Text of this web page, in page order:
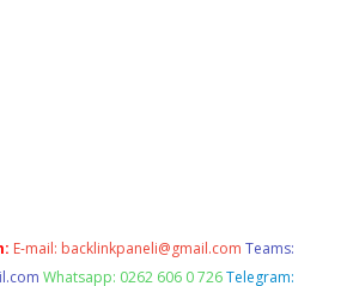
E-mail: backlinkpaneli@gmail.com Teams:
Whatsapp: 0262 606 0 726 Telegram: